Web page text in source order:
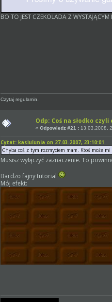
BO TO JEST CZEKOLADA Z WYSTAJĄCYM
Czytaj regulamin.
Odp: Coś na słodko
« Odpowiedz #21 :13.03.2008,
Cytat: kasiulunia on 27.03.2007, 23:10:01
Chyba coś z tym rozmyciem mam. Ktoś może
Musisz wyłączyć zaznaczenie. To
Bardzo fajny tutorial
Mój efekt: